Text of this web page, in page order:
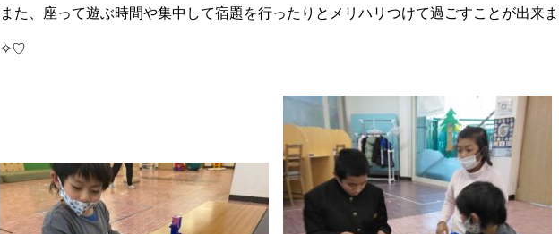
また、座って遊ぶ時間や集中して宿題を行ったりとメリハリつけて過ごすことが出
✧♡